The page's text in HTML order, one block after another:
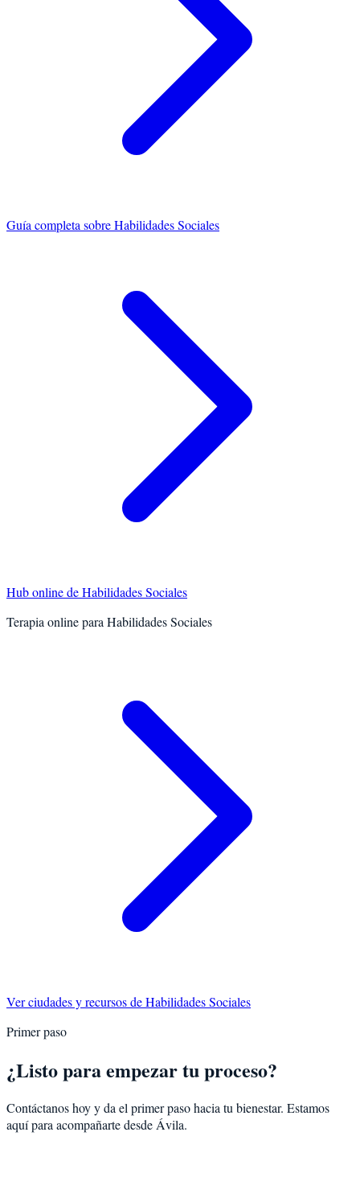
Guía completa sobreHabilidades Sociales
Hub online deHabilidades Sociales
Terapia online para Habilidades Sociales
Ver ciudades y recursos deHabilidades Sociales
Primer paso
¿Listo para empezar tu proceso?
Contáctanos hoy y da el primer paso hacia tu bienestar. Estamos
aquí para acompañarte desdeÁvila.